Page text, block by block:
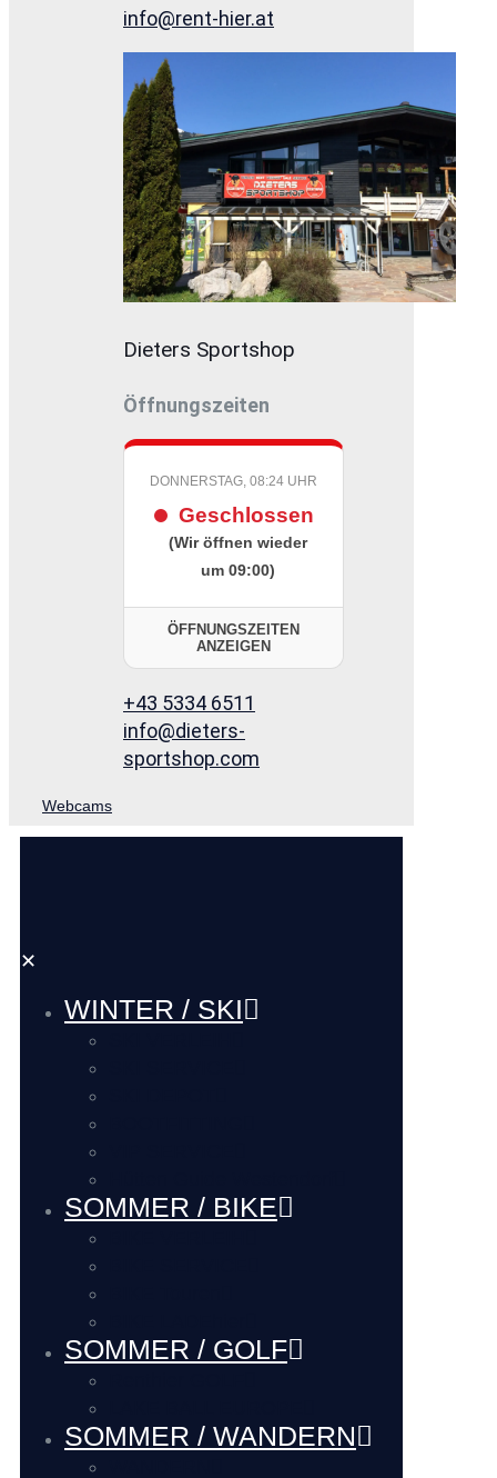
info@rent-hier.at
Dieters Sportshop
Öffnungszeiten
DONNERSTAG, 08:24 UHR
Geschlossen
(Wir öffnen wieder
um 09:00)
ÖFFNUNGSZEITEN
ANZEIGEN
+43 5334 6511
info@dieters-
sportshop.com
Webcams
✕
WINTER / SKI
SOMMER / BIKE
SOMMER / GOLF
SOMMER / WANDERN